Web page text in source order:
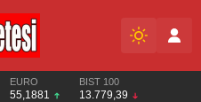
EURO
55,1881
BIST 100
13.779,39